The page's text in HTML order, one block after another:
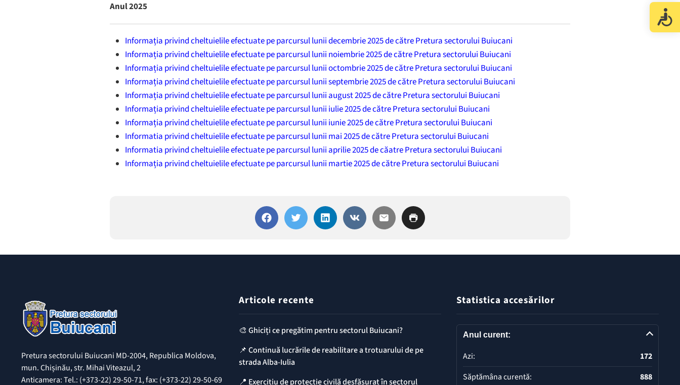
Anul 2025
Informația privind cheltuielile efectuate pe parcursul lunii decembrie 2025 de către Pretura sectorului Buiucani
Informația privind cheltuielile efectuate pe parcursul lunii noiembrie 2025 de către Pretura sectorului Buiucani
Informația privind cheltuielile efectuate pe parcursul lunii octombrie 2025 de către Pretura sectorului Buiucani
Informația privind cheltuielile efectuate pe parcursul lunii septembrie 2025 de către Pretura sectorului Buiucani
Informația privind cheltuielile efectuate pe parcursul lunii august 2025 de către Pretura sectorului Buiucani
Informația privind cheltuielile efectuate pe parcursul lunii iulie 2025 de către Pretura sectorului Buiucani
Informația privind cheltuielile efectuate pe parcursul lunii iunie 2025 de către Pretura sectorului Buiucani
Informatia privind cheltuielile efectuate pe parcursul lunii mai 2025 de către Pretura sectorului Buiucani
Informatia privind cheltuielile efectuate pe parcursul lunii aprilie 2025 de căatre Pretura sectorului Buiucani
Informația privind cheltuielile efectuate pe parcursul lunii martie 2025 de către Pretura sectorului Buiucani
Pretura sectorului Buiucani MD-2004, Republica Moldova,
mun. Chișinău, str. Mihai Viteazul, 2
Anticamera: Tel.: (+373-22) 29-50-71, fax: (+373-22) 29-50-69
Articole recente
🎨 Ghiciți ce pregătim pentru sectorul Buiucani?
📌 Continuă lucrările de reabilitare a trotuarului de pe
strada Alba-Iulia
📍 Exercițiu de protecție civilă desfășurat în sectorul
Statistica accesărilor
Anul curent:
Azi:
172
Săptămâna curentă:
888